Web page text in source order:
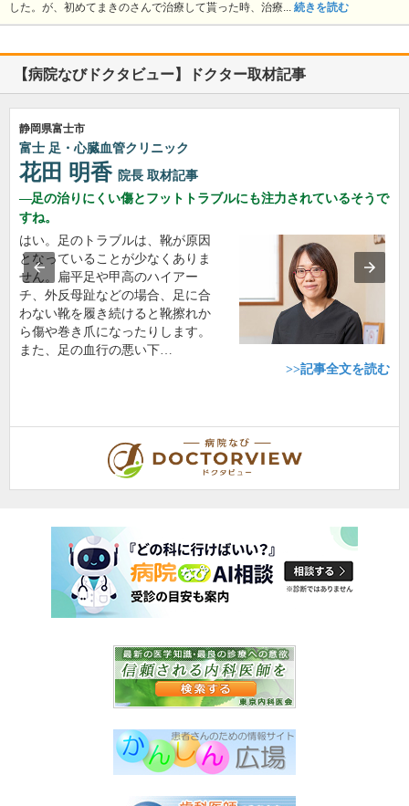
した。が、初めてまきのさんで治療して貰った時、治療... 続きを読む
【病院なびドクタビュー】ドクター取材記事
静岡県富士市
富士 足・心臓血管クリニック
花田 明香 院長 取材記事
足の治りにくい傷とフットトラブルにも注力されているそうで
すね。
はい。足のトラブルは、靴が原因
となっていることが少なくありま
せん。扁平足や甲高のハイアー
チ、外反母趾などの場合、足に合
わない靴を履き続けると靴擦れか
ら傷や巻き爪になったりします。
また、足の血行の悪い下…
>>記事全文を読む